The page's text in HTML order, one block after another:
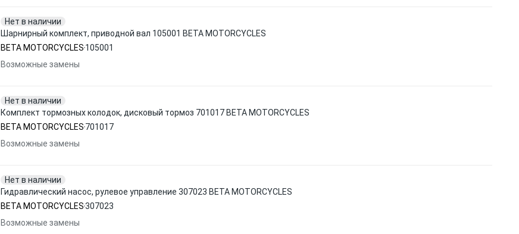
Нет в наличии
Шарнирный комплект, приводной вал 105001 BETA MOTORCYCLES
BETA MOTORCYCLES 105001
Возможные замены
Нет в наличии
Комплект тормозных колодок, дисковый тормоз 701017 BETA MOTORCYCLES
BETA MOTORCYCLES 701017
Возможные замены
Нет в наличии
Гидравлический насос, рулевое управление 307023 BETA MOTORCYCLES
BETA MOTORCYCLES307023
Возможные замены